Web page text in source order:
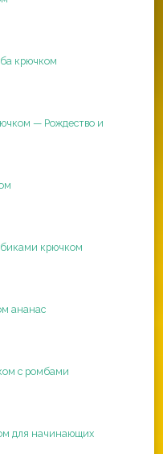
крючком
— Рождество и
крючком
ананас
с ромбами
для начинающих